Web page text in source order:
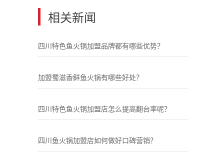
相关新闻
四川特色鱼火锅加盟品牌都有哪些优势？
加盟蜀滋香鲜鱼火锅有哪些好处？
四川特色鱼火锅加盟店怎么提高翻台率呢？
四川鱼火锅加盟店如何做好口碑营销？